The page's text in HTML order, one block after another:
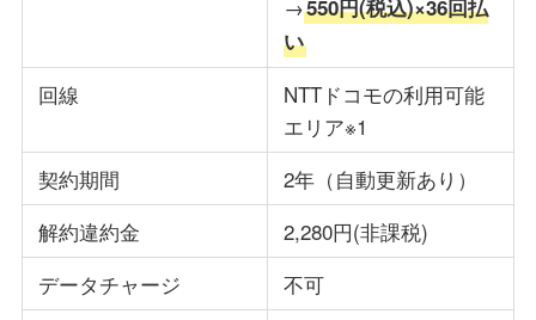
→550円(税込)×36回払
い
回線
NTTドコモの利用可能
エリア※1
契約期間
2年（自動更新あり）
解約違約金
2,280円(非課税)
データチャージ
不可